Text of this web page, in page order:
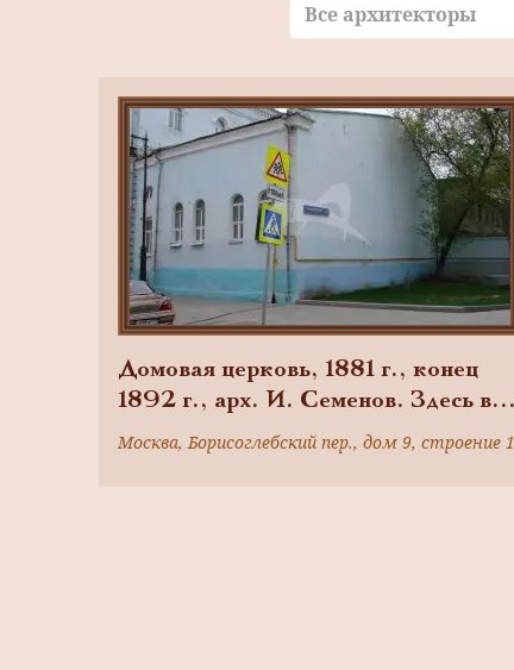
Все архитекторы
Домовая церковь, 1881 г., конец
1892 г., арх. И. Семенов. Здесь в
1892 г. был крещен А.А. Алехин —
Москва, Борисоглебский пер., дом 9, строение 1